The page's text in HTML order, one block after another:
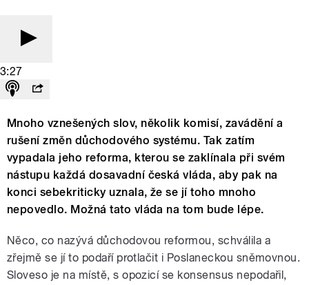
3:27
Mnoho vznešených slov, několik komisí, zavádění a
rušení změn důchodového systému. Tak zatím
vypadala jeho reforma, kterou se zaklínala při svém
nástupu každá dosavadní česká vláda, aby pak na
konci sebekriticky uznala, že se jí toho mnoho
nepovedlo. Možná tato vláda na tom bude lépe.
Něco, co nazývá důchodovou reformou, schválila a
zřejmě se jí to podaří protlačit i Poslaneckou sněmovnou.
Sloveso je na místě, s opozicí se konsensus nepodařil,